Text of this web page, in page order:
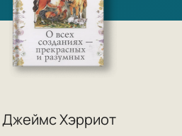
Джеймс Хэрриот